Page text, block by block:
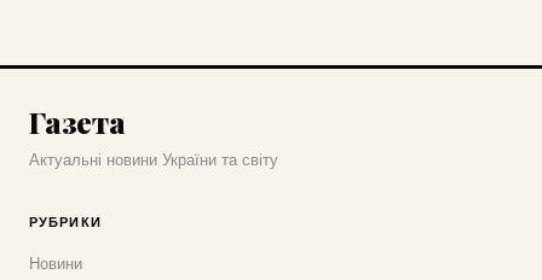
Газета
Актуальні новини України та світу
РУБРИКИ
Новини